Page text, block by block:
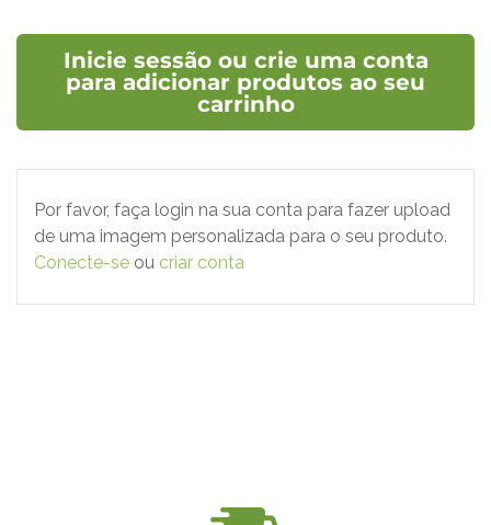
Inicie sessão ou crie uma conta
para adicionar produtos ao seu
carrinho
Por favor, faça login na sua conta para fazer upload
de uma imagem personalizada para o seu produto.
Conecte-se ou criar conta